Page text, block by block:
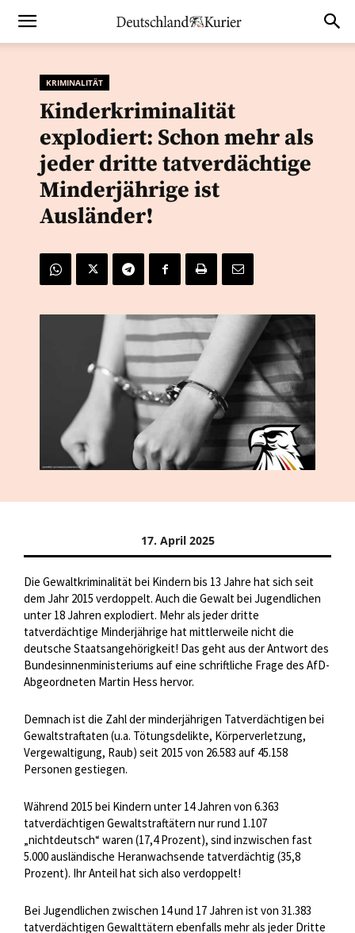
KRIMINALITÄT
Kinderkriminalität
explodiert: Schon mehr als
jeder dritte tatverdächtige
Minderjährige ist
Ausländer!
17. April 2025
Die Gewaltkriminalität bei Kindern bis 13 Jahre hat sich seit
dem Jahr 2015 verdoppelt. Auch die Gewalt bei Jugendlichen
unter 18 Jahren explodiert. Mehr als jeder dritte
tatverdächtige Minderjährige hat mittlerweile nicht die
deutsche Staatsangehörigkeit! Das geht aus der Antwort des
Bundesinnenministeriums auf eine schriftliche Frage des AfD-
Abgeordneten Martin Hess hervor.
Demnach ist die Zahl der minderjährigen Tatverdächtigen bei
Gewaltstraftaten (u.a. Tötungsdelikte, Körperverletzung,
Vergewaltigung, Raub) seit 2015 von 26.583 auf 45.158
Personen gestiegen.
Während 2015 bei Kindern unter 14 Jahren von 6.363
tatverdächtigen Gewaltstraftätern nur rund 1.107
„nichtdeutsch“ waren (17,4 Prozent), sind inzwischen fast
5.000 ausländische Heranwachsende tatverdächtig (35,8
Prozent). Ihr Anteil hat sich also verdoppelt!
Bei Jugendlichen zwischen 14 und 17 Jahren ist von 31.383
tatverdächtigen Gewalttätern ebenfalls mehr als jeder Dritte